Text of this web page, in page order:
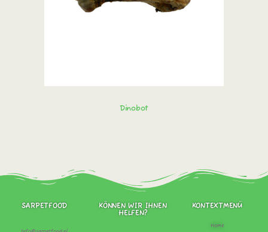
Dinobot
SARPETFOOD
KÖNNEN WIR IHNEN
HELFEN?
KONTEXTMENÜ
Home